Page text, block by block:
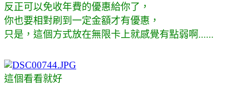
反正可以免收年費的優惠給你了，
你也要相對刷到一定金額才有優惠，
只是，這個方式放在無限卡上就感覺有點弱啊......
這個看看就好